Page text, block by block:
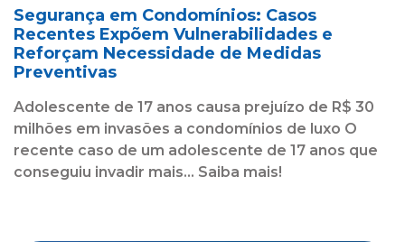
Segurança em Condomínios: Casos
Recentes Expõem Vulnerabilidades e
Reforçam Necessidade de Medidas
Preventivas
Adolescente de 17 anos causa prejuízo de R$ 30
milhões em invasões a condomínios de luxo O
recente caso de um adolescente de 17 anos que
conseguiu invadir mais... Saiba mais!